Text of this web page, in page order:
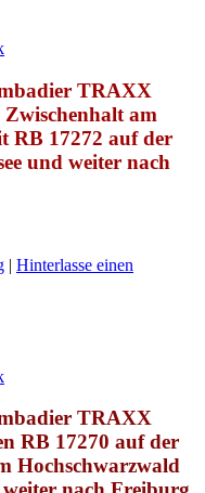
TRAXX
am
RB 17272 auf der
und weiter nach
| Hinterlasse einen
TRAXX
RB 17270 auf der
Hochschwarzwald